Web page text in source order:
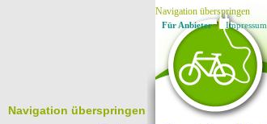
Navigation überspringen
Für Anbieter Impressum
Navigation überspringen